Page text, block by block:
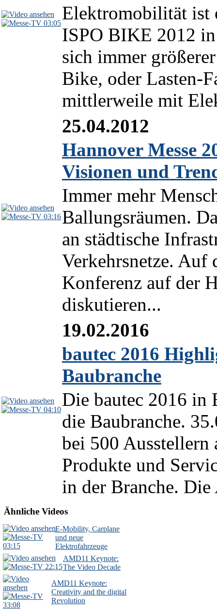
03:05Elektromobilität ist
ISPO BIKE 2012
sich immer
Bike, oder Lasten-
mittlerweile mit
03:16
25.04.2012
Hannover Messe
Visionen und
Immer mehr
Ballungsräumen.
an städtische
Verkehrsnetze.
Konferenz auf der
diskutieren...
04:10
19.02.2016
bautec 2016
Baubranche
Die bautec 2016 in
die Baubranche.
bei 500 Ausstellern
Produkte und
in der Branche.
Ähnliche Videos
03:15
E-Mobility, Carplane
und neue
Elektrofahrzeuge
22:15
AMD11 Keynote:
The Video Decade
33:08
AMD11 Keynote:
Creativity and the digital
Revolution